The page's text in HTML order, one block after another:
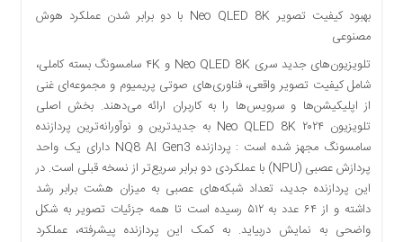
رسید
اخبار
سایت
اجتماعی
اقتصادی
فرهنگ
بین
بهبود کیفیت تصویر Neo QLED 8K با دو برابر شدن عملکرد هوش
مصنوعی
تلویزیون‌های جدید سری Neo QLED 8K و ۴K سامسونگ بسته کاملی،
شامل کیفیت تصویر واقعی، فناوری‌های صوتی پریمیوم و مجموعه‌ای غنی
از اپلیکیشن‌ها و سرویس‌ها را به کاربران ارائه می‌دهند. بخش اصلی
تلویزیون ۲۰۲۴ Neo QLED 8K به جدیدترین و نوآورانه‌ترین پردازنده
سامسونگ مجهز شده است : پردازنده NQ8 AI Gen3 دارای یک واحد
پردازش عصبی (NPU) با عملکردی دو برابر سریع‌تر از نسخه قبلی است. در
این پردازنده جدید، تعداد شبکه‌های عصبی به میزان هشت برابر رشد
داشته و از ۶۴ عدد به ۵۱۲ رسیده است تا همه جزئیات تصویر به شکل
واضحی به نمایش دربیاید. به کمک این پردازنده پیشرفته، عملکرد